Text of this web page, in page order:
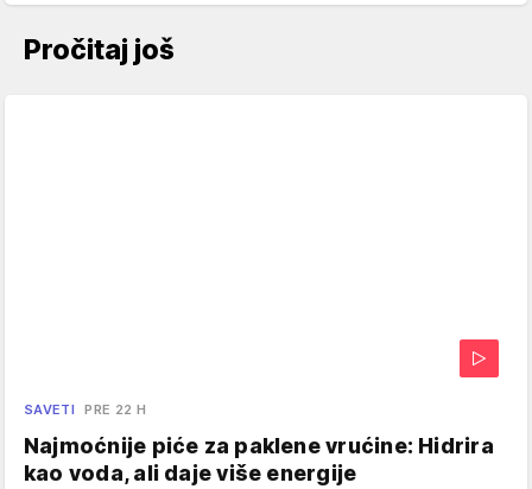
Pročitaj još
SAVETI PRE 22 H
Najmoćnije piće za paklene vrućine: Hidrira
kao voda, ali daje više energije